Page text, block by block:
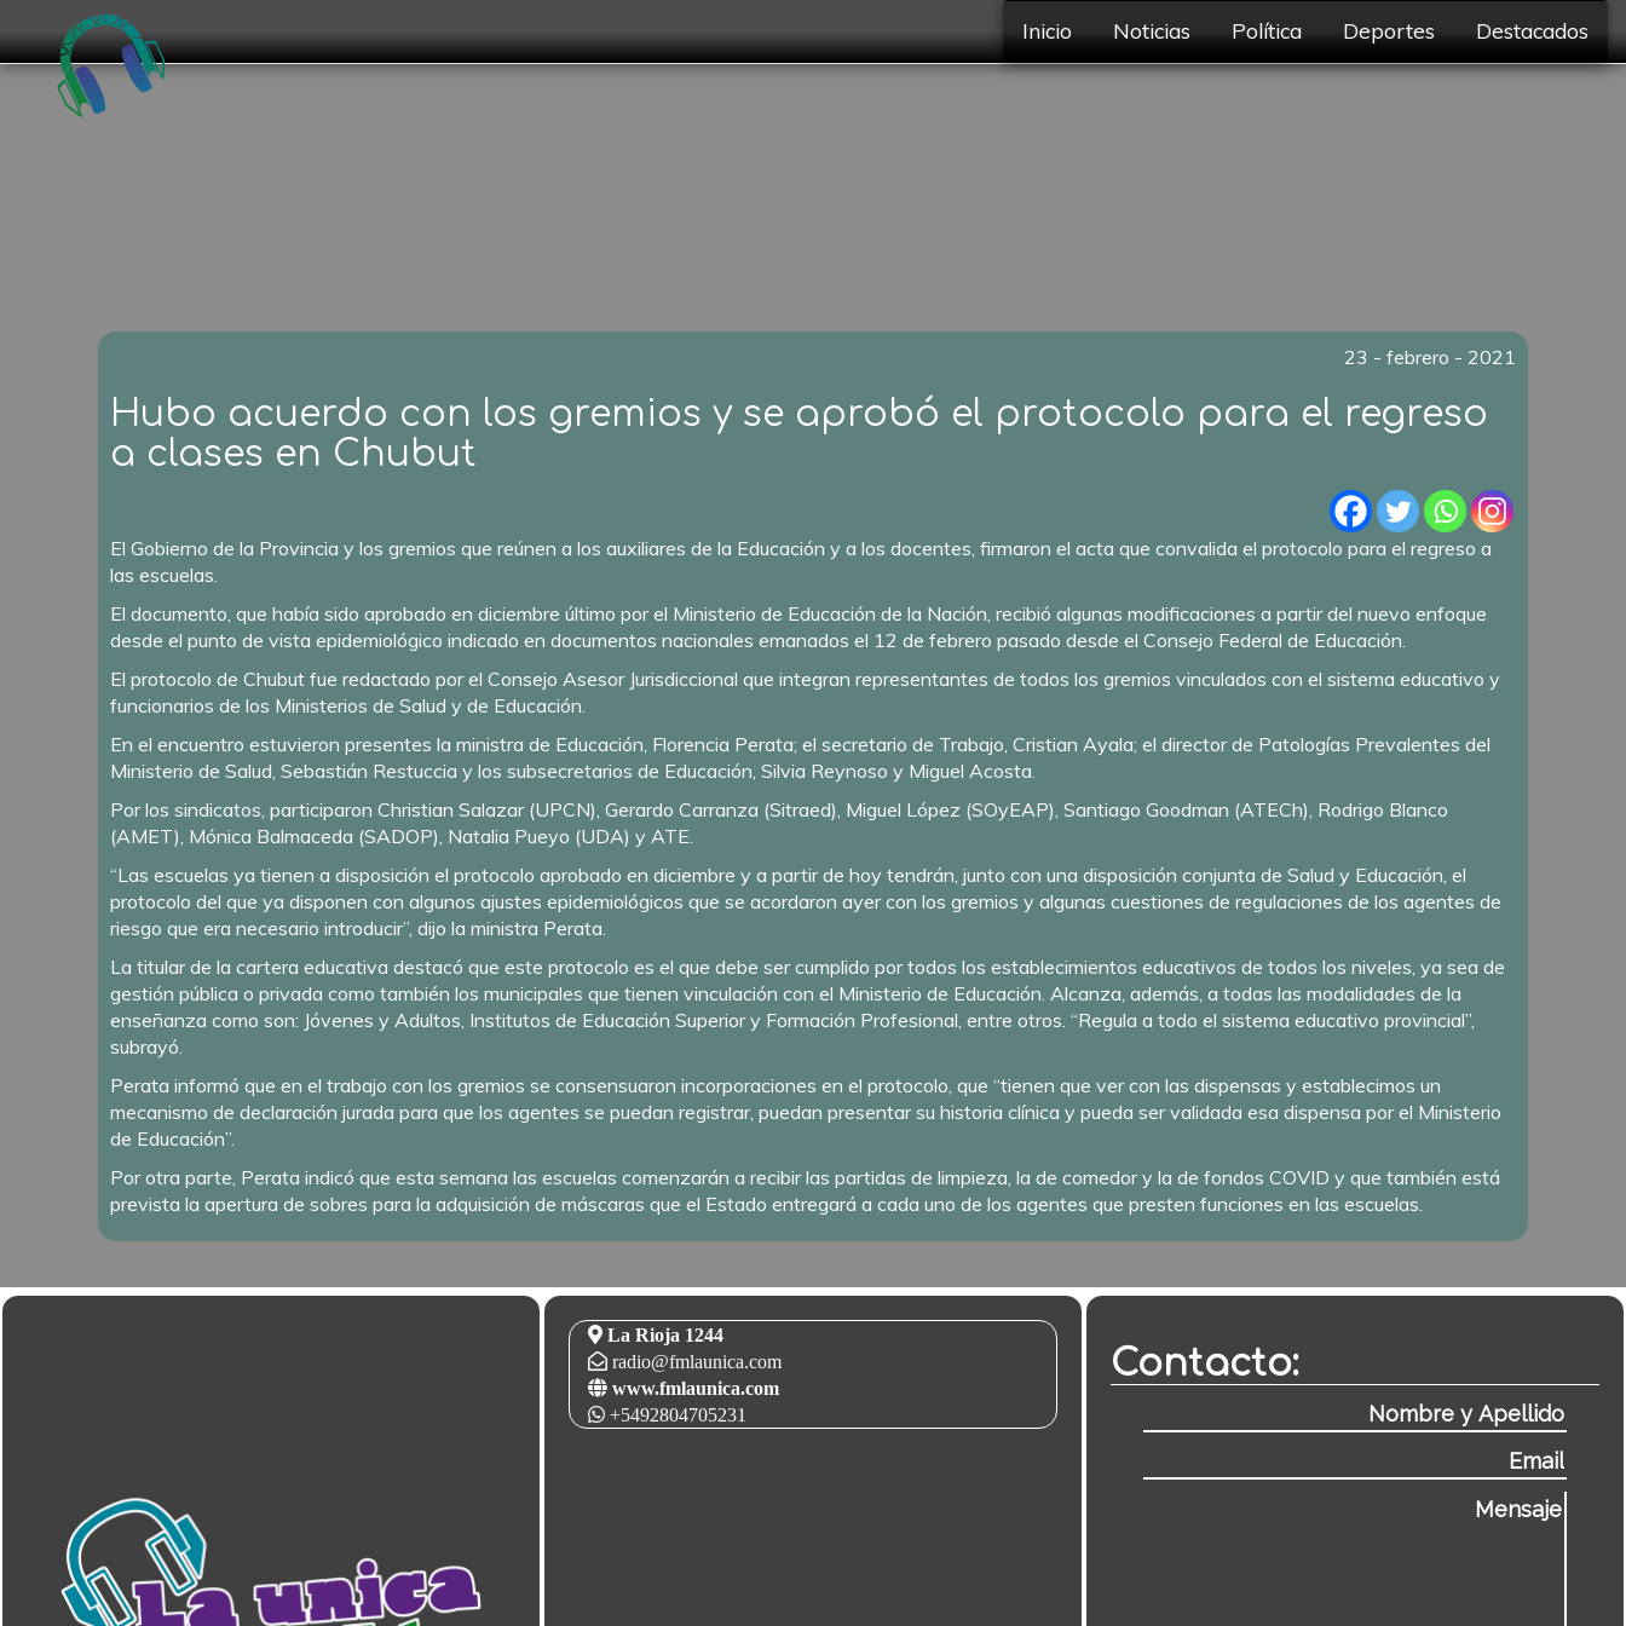
Inicio Noticias Política Deportes Destacados
23 - febrero - 2021
Hubo acuerdo con los gremios y se aprobó el protocolo para el regreso
a clases en Chubut
El Gobierno de la Provincia y los gremios que reúnen a los auxiliares de la Educación y a los docentes, firmaron el acta que convalida el protocolo para el regreso a
las escuelas.
El documento, que había sido aprobado en diciembre último por el Ministerio de Educación de la Nación, recibió algunas modificaciones a partir del nuevo enfoque
desde el punto de vista epidemiológico indicado en documentos nacionales emanados el 12 de febrero pasado desde el Consejo Federal de Educación.
El protocolo de Chubut fue redactado por el Consejo Asesor Jurisdiccional que integran representantes de todos los gremios vinculados con el sistema educativo y
funcionarios de los Ministerios de Salud y de Educación.
En el encuentro estuvieron presentes la ministra de Educación, Florencia Perata; el secretario de Trabajo, Cristian Ayala; el director de Patologías Prevalentes del
Ministerio de Salud, Sebastián Restuccia y los subsecretarios de Educación, Silvia Reynoso y Miguel Acosta.
Por los sindicatos, participaron Christian Salazar (UPCN), Gerardo Carranza (Sitraed), Miguel López (SOyEAP), Santiago Goodman (ATECh), Rodrigo Blanco
(AMET), Mónica Balmaceda (SADOP), Natalia Pueyo (UDA) y ATE.
“Las escuelas ya tienen a disposición el protocolo aprobado en diciembre y a partir de hoy tendrán, junto con una disposición conjunta de Salud y Educación, el
protocolo del que ya disponen con algunos ajustes epidemiológicos que se acordaron ayer con los gremios y algunas cuestiones de regulaciones de los agentes de
riesgo que era necesario introducir”, dijo la ministra Perata.
La titular de la cartera educativa destacó que este protocolo es el que debe ser cumplido por todos los establecimientos educativos de todos los niveles, ya sea de
gestión pública o privada como también los municipales que tienen vinculación con el Ministerio de Educación. Alcanza, además, a todas las modalidades de la
enseñanza como son: Jóvenes y Adultos, Institutos de Educación Superior y Formación Profesional, entre otros. “Regula a todo el sistema educativo provincial”,
subrayó.
Perata informó que en el trabajo con los gremios se consensuaron incorporaciones en el protocolo, que “tienen que ver con las dispensas y establecimos un
mecanismo de declaración jurada para que los agentes se puedan registrar, puedan presentar su historia clínica y pueda ser validada esa dispensa por el Ministerio
de Educación”.
Por otra parte, Perata indicó que esta semana las escuelas comenzarán a recibir las partidas de limpieza, la de comedor y la de fondos COVID y que también está
prevista la apertura de sobres para la adquisición de máscaras que el Estado entregará a cada uno de los agentes que presten funciones en las escuelas.
La Rioja 1244
radio@fmlaunica.com
www.fmlaunica.com
+5492804705231
Contacto: